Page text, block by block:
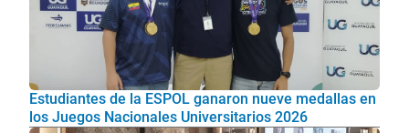
Estudiantes de la ESPOL ganaron nueve medallas en
los Juegos Nacionales Universitarios 2026